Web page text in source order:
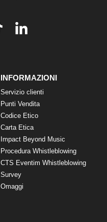
INFORMAZIONI
Servizio clienti
Punti Vendita
Codice Etico
Carta Etica
Impact Beyond Music
Procedura Whistleblowing
CTS Eventim Whistleblowing
Survey
Omaggi